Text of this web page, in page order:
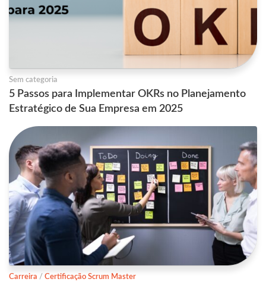
Sem categoria
5 Passos para Implementar OKRs no Planejamento
Estratégico de Sua Empresa em 2025
Carreira / Certificação Scrum Master